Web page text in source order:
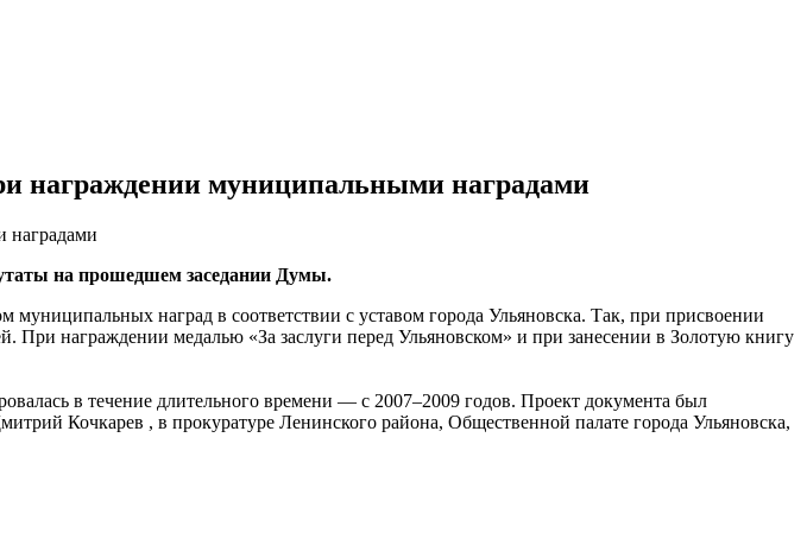
награждении муниципальными наградами
на прошедшем заседании Думы.
наград в соответствии с уставом города Ульяновска. Так, при присвоении
При награждении медалью «За заслуги перед Ульяновском» и при занесении в Золотую книгу
в течение длительного времени — с 2007–2009 годов. Проект документа был
Кочкарев , в прокуратуре Ленинского района, Общественной палате города Ульяновска,